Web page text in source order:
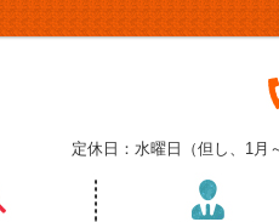
定休日：水曜日（但し、1月